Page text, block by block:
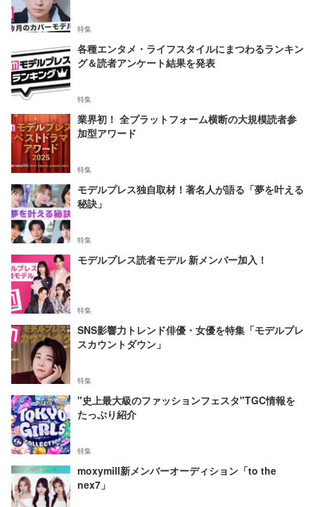
特集
各種エンタメ・ライフスタイルにまつわるランキン
グ＆読者アンケート結果を発表
特集
業界初！ 全プラットフォーム横断の大規模読者参
加型アワード
特集
モデルプレス独自取材！著名人が語る「夢を叶える
秘訣」
特集
モデルプレス読者モデル 新メンバー加入！
特集
SNS影響力トレンド俳優・女優を特集「モデルプレ
スカウントダウン」
特集
"史上最大級のファッションフェスタ"TGC情報を
たっぷり紹介
特集
moxymill新メンバーオーディション「to the
nex7」